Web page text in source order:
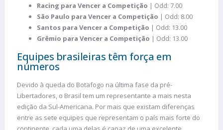
Racing para Vencer a Competição | Odd: 7.00
São Paulo para Vencer a Competição | Odd: 8.00
Santos para Vencer a Competição | Odd: 13.00
Grêmio para Vencer a Competição | Odd: 13.00
Equipes brasileiras têm força em
números
Devido à queda do Botafogo na última fase da pré-
Libertadores, o Brasil tem um representante a mais nesta
edição da Sul-Americana. Por mais que existam diferenças
entre as sete equipes que representam o país mais forte do